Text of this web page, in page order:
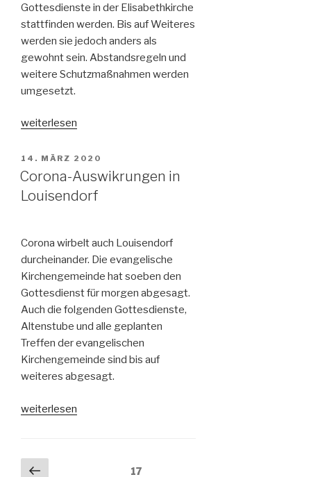
Gottesdienste in der Elisabethkirche
stattfinden werden. Bis auf Weiteres
werden sie jedoch anders als
gewohnt sein. Abstandsregeln und
weitere Schutzmaßnahmen werden
umgesetzt.
„Gottesdienste
wieder
statt“
weiterlesen
VERÖFFENTLICHT
AM
14. MÄRZ 2020
Corona-Auswikrungen in
Louisendorf
Corona wirbelt auch Louisendorf
durcheinander. Die evangelische
Kirchengemeinde hat soeben den
Gottesdienst für morgen abgesagt.
Auch die folgenden Gottesdienste,
Altenstube und alle geplanten
Treffen der evangelischen
Kirchengemeinde sind bis auf
weiteres abgesagt.
„Corona-
Louisendorf“
weiterlesen
Seitennummerierung
VorherigeSeite17